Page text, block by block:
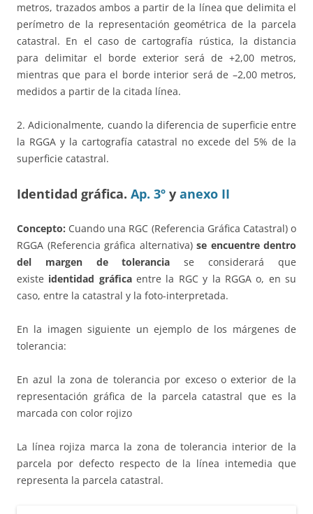
metros, trazados ambos a partir de la línea que delimita el
perímetro de la representación geométrica de la parcela
catastral. En el caso de cartografía rústica, la distancia
para delimitar el borde exterior será de +2,00 metros,
mientras que para el borde interior será de –2,00 metros,
medidos a partir de la citada línea.
2. Adicionalmente, cuando la diferencia de superficie entre
la RGGA y la cartografía catastral no excede del 5% de la
superficie catastral.
Identidad gráfica. Ap. 3º y anexo II
Concepto: Cuando una RGC (Referencia Gráfica Catastral) o
RGGA (Referencia gráfica alternativa) se encuentre dentro
del margen de tolerancia se considerará que
existe identidad gráficaentre la RGC y la RGGA o, en su
caso, entre la catastral y la foto-interpretada.
En la imagen siguiente un ejemplo de los márgenes de
tolerancia:
En azul la zona de tolerancia por exceso o exterior de la
representación gráfica de la parcela catastral que es la
marcada con color rojizo
La línea rojiza marca la zona de tolerancia interior de la
parcela por defecto respecto de la línea intemedia que
representa la parcela catastral.